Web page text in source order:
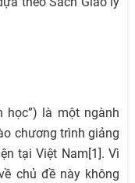
học”) là một ngành
chương trình giảng
tại Việt Nam[1]. Vì
chủ đề này không